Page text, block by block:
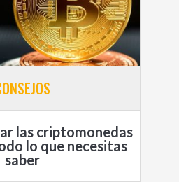
las criptomonedas
lo que necesitas
saber